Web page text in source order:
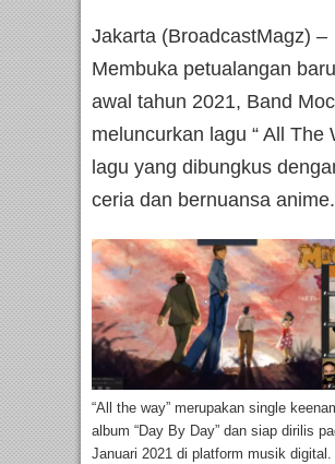
Jakarta (BroadcastMagz) –
Membuka petualangan
awal tahun 2021, Band
meluncurkan lagu “ All The
lagu yang dibungkus
ceria dan bernuansa anime.
“All the way” merupakan single
album “Day By Day” dan siap dirilis
Januari 2021 di platform musik digital.